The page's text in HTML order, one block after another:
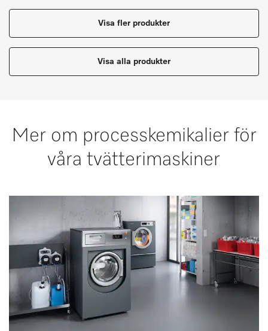
Visa fler produkter
Visa alla produkter
Mer om processkemikalier för
våra tvätterimaskiner